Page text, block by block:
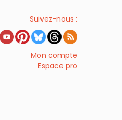
Suivez-nous :
Mon compte
Espace pro